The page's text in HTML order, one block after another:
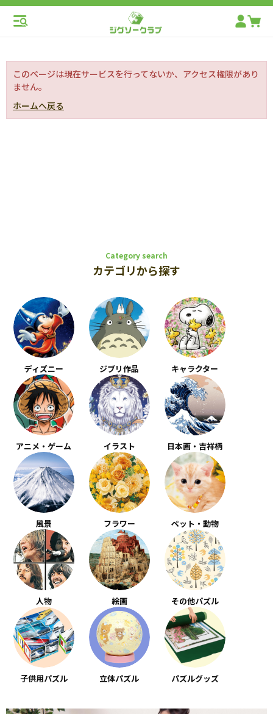
このページは現在サービスを行ってないか、アクセス権限があり
ません。
ホームへ戻る
Category search
カテゴリから探す
ディズニー ジブリ作品 キャラクター
アニメ・ゲーム イラスト 日本画・吉祥柄
風景 フラワー ペット・動物
人物 絵画 その他パズル
子供用パズル 立体パズル パズルグッズ